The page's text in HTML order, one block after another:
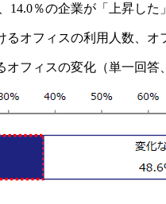
％の企業が「上昇した
るオフィスの利用人数、
オフィスの変化（単一回答